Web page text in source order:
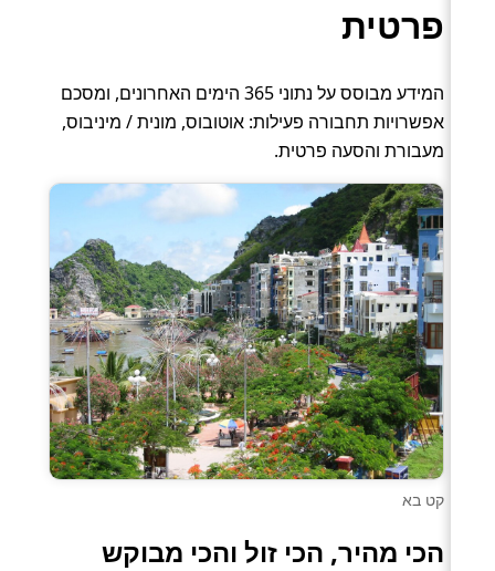
פרטית
המידע מבוסס על נתוני 365 הימים האחרונים, ומסכם
אפשרויות תחבורה פעילות: אוטובוס, מונית / מיניבוס,
מעבורת והסעה פרטית.
קט בא
הכי מהיר, הכי זול והכי מבוקש